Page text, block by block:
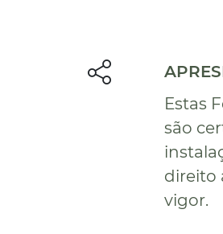
Estas
são
direito
vigor.